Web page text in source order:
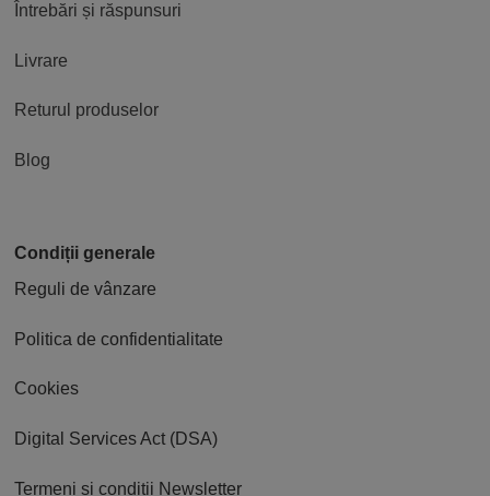
Întrebări și răspunsuri
Livrare
Returul produselor
Blog
Condiții generale
Reguli de vânzare
Politica de confidentialitate
Cookies
Digital Services Act (DSA)
Termeni și condiții Newsletter